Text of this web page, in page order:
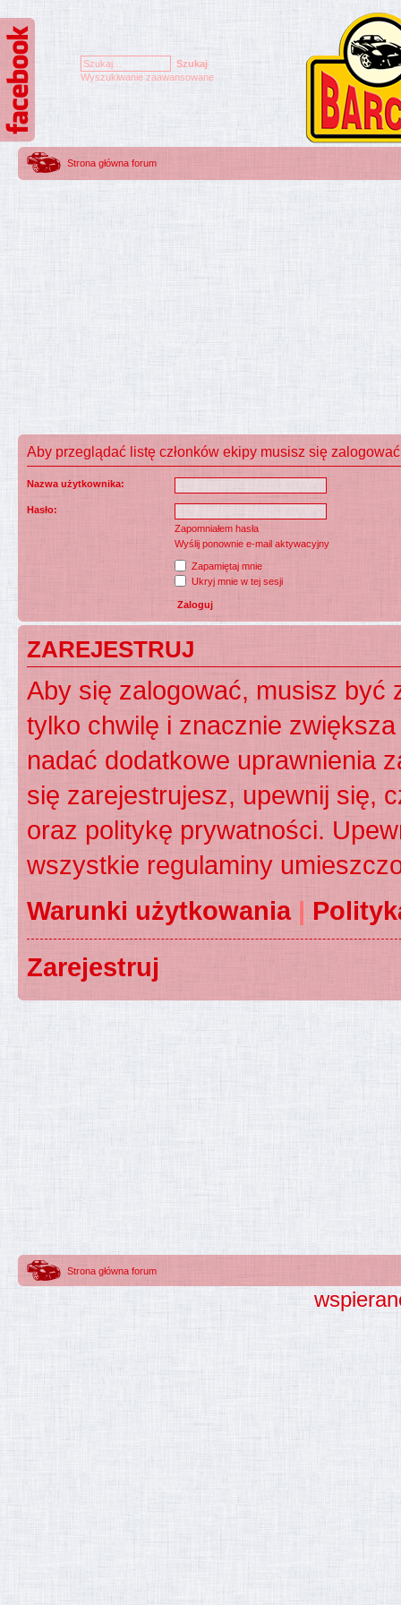
Wyszukiwanie zaawansowane
Strona główna forum
Aby przeglądać listę członków ekipy musisz się
Nazwa użytkownika:
Hasło:
Zapomniałem hasła
Wyślij ponownie e-mail aktywacyjny
Zapamiętaj mnie
Ukryj mnie w tej sesji
ZAREJESTRUJ
Aby się zalogować, musisz być
tylko chwilę i znacznie
nadać dodatkowe uprawnienia
się zarejestrujesz, upewnij się,
oraz politykę prywatności.
wszystkie regulaminy
Warunki użytkowania|
Zarejestruj
Strona główna forum